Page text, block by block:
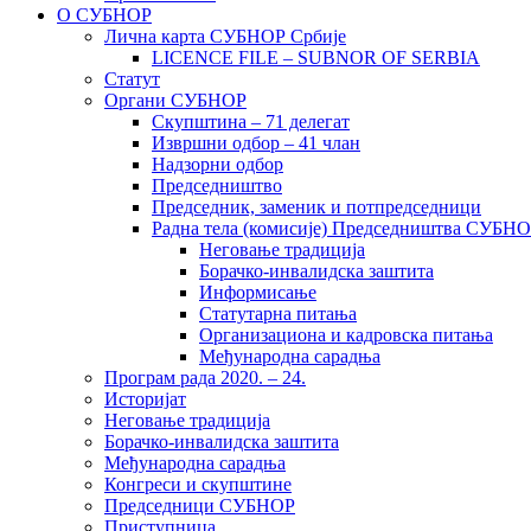
О СУБНОР
Лична карта СУБНОР Србије
LICENCE FILE – SUBNOR OF SERBIA
Статут
Органи СУБНОР
Скупштина – 71 делегат
Извршни одбор – 41 члан
Надзорни одбор
Председништво
Председник, заменик и потпредседници
Радна тела (комисије) Председништва
Неговање традиција
Борачко-инвалидска заштита
Информисање
Статутарна питања
Организациона и кадровска питања
Међународна сарадња
Програм рада 2020. – 24.
Историјат
Неговање традиција
Борачко-инвалидска заштита
Међународна сарадња
Конгреси и скупштине
Председници СУБНОР